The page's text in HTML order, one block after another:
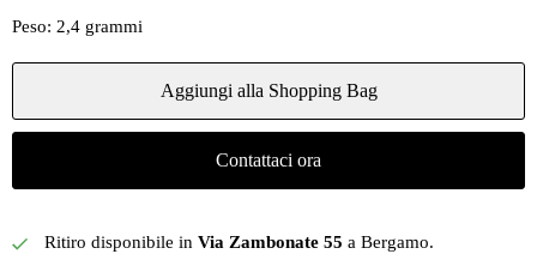
Peso: 2,4 grammi
Aggiungi alla Shopping Bag
Contattaci ora
Ritiro disponibile in Via Zambonate 55 a Bergamo.